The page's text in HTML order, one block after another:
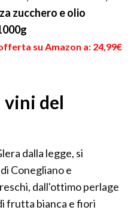
zucchero e olio
su Amazon a: 24,99€
vini del
dalla legge, si
Conegliano e
dall'ottimo perlage
frutta bianca e fiori